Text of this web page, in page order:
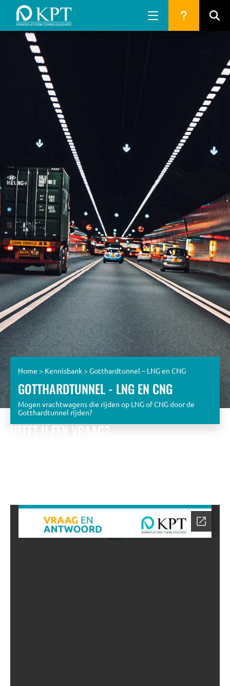
Home > Kennisbank> Gotthardtunnel – LNG en CNG
GOTTHARDTUNNEL - LNG EN CNG
Mogen vrachtwagens die rijden op LNG of CNG door de
Gotthardtunnel rijden?
HEEFT U EEN VRAAG?